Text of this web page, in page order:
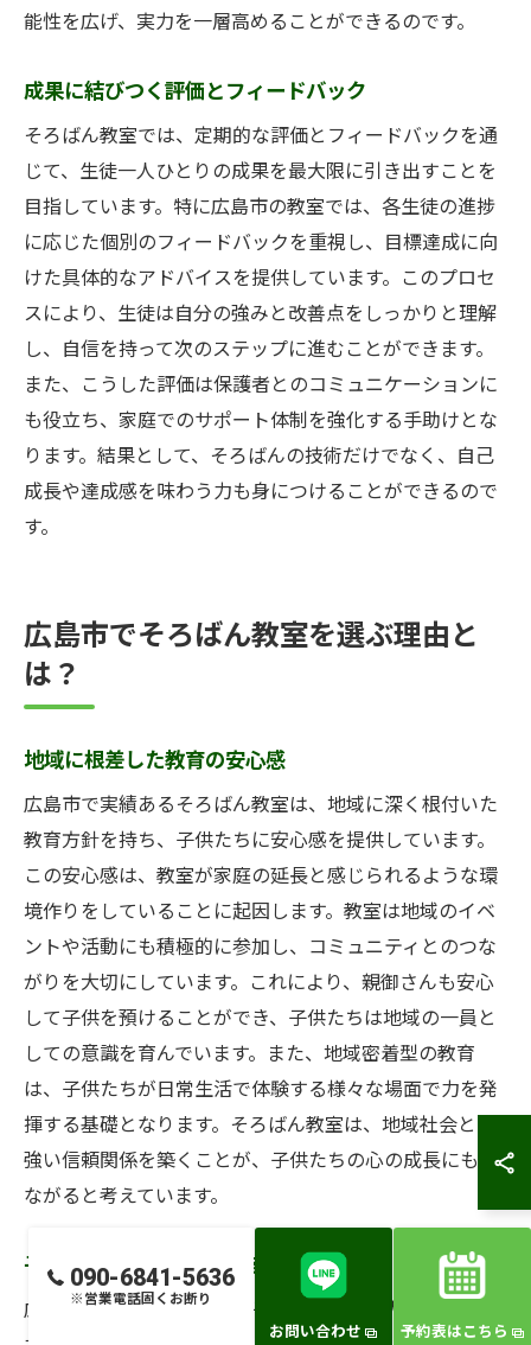
能性を広げ、実力を一層高めることができるのです。
成果に結びつく評価とフィードバック
そろばん教室では、定期的な評価とフィードバックを通
じて、生徒一人ひとりの成果を最大限に引き出すことを
目指しています。特に広島市の教室では、各生徒の進捗
に応じた個別のフィードバックを重視し、目標達成に向
けた具体的なアドバイスを提供しています。このプロセ
スにより、生徒は自分の強みと改善点をしっかりと理解
し、自信を持って次のステップに進むことができます。
また、こうした評価は保護者とのコミュニケーションに
も役立ち、家庭でのサポート体制を強化する手助けとな
ります。結果として、そろばんの技術だけでなく、自己
成長や達成感を味わう力も身につけることができるので
す。
広島市でそろばん教室を選ぶ理由と
は？
地域に根差した教育の安心感
広島市で実績あるそろばん教室は、地域に深く根付いた
教育方針を持ち、子供たちに安心感を提供しています。
この安心感は、教室が家庭の延長と感じられるような環
境作りをしていることに起因します。教室は地域のイベ
ントや活動にも積極的に参加し、コミュニティとのつな
がりを大切にしています。これにより、親御さんも安心
して子供を預けることができ、子供たちは地域の一員と
しての意識を育んでいます。また、地域密着型の教育
は、子供たちが日常生活で体験する様々な場面で力を発
揮する基礎となります。そろばん教室は、地域社会との
強い信頼関係を築くことが、子供たちの心の成長にもつ
ながると考えています。
子供の成長をサポートする環境
広島市のそろばん教室は、子供の成長を全力でサポート
090-6841-5636
※営業電話固くお断り
お問い合わせ 予約表はこちら